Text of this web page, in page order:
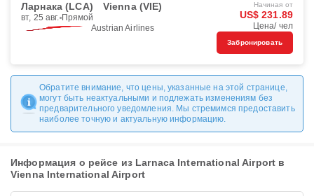
Ларнака (LCA) Vienna (VIE)
вт, 25 авг. Прямой
Austrian Airlines
Начиная от
US$ 231.89
Цена/ чел
Забронировать
Обратите внимание, что цены, указанные на этой странице,
могут быть неактуальными и подлежать изменениям без
предварительного уведомления. Мы стремимся предоставить
наиболее точную и актуальную информацию.
Информация о рейсе из Larnaca International Airport в
Vienna International Airport